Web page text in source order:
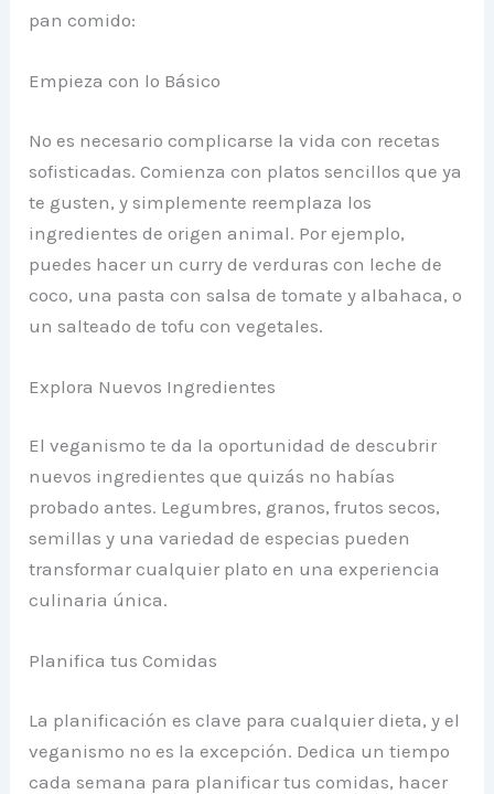
pan comido:
Empieza con lo Básico
No es necesario complicarse la vida con recetas
sofisticadas. Comienza con platos sencillos que ya
te gusten, y simplemente reemplaza los
ingredientes de origen animal. Por ejemplo,
puedes hacer un curry de verduras con leche de
coco, una pasta con salsa de tomate y albahaca, o
un salteado de tofu con vegetales.
Explora Nuevos Ingredientes
El veganismo te da la oportunidad de descubrir
nuevos ingredientes que quizás no habías
probado antes. Legumbres, granos, frutos secos,
semillas y una variedad de especias pueden
transformar cualquier plato en una experiencia
culinaria única.
Planifica tus Comidas
La planificación es clave para cualquier dieta, y el
veganismo no es la excepción. Dedica un tiempo
cada semana para planificar tus comidas, hacer